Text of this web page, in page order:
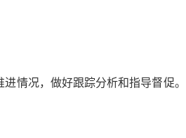
情况，做好跟踪分析和指导督促